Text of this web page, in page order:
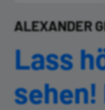
Lass
sehen!
ALEXANDER